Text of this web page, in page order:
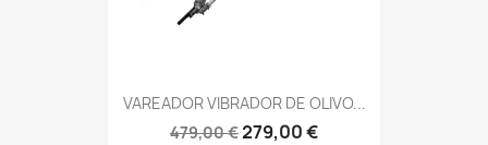
VAREADOR VIBRADOR DE OLIVO...
479,00 €279,00 €